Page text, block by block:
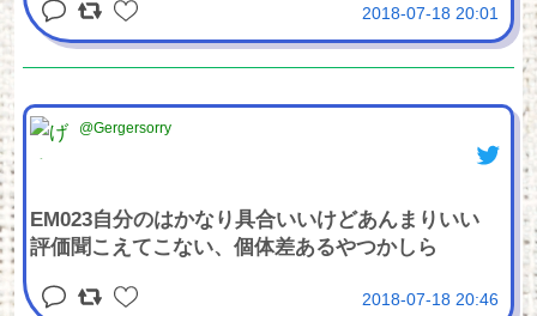
2018-07-18 20:01
@Gergersorry
EM023自分のはかなり具合いいけどあんまりいい
評価聞こえてこない、個体差あるやつかしら
2018-07-18 20:46